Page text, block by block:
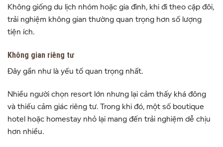
Không giống du lịch nhóm hoặc gia đình, khi đi theo cặp đôi,
trải nghiệm không gian thường quan trọng hơn số lượng
tiện ích.
Không gian riêng tư
Đây gần như là yếu tố quan trọng nhất.
Nhiều người chọn resort lớn nhưng lại cảm thấy khá đông
và thiếu cảm giác riêng tư. Trong khi đó, một số boutique
hotel hoặc homestay nhỏ lại mang đến trải nghiệm dễ chịu
hơn nhiều.